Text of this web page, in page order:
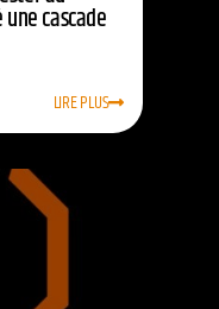
cascade
LIRE PLUS